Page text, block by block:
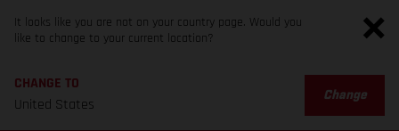
It looks like you are not on your country page. Would you
like to change to your current location?
CHANGE TO
United States
Change